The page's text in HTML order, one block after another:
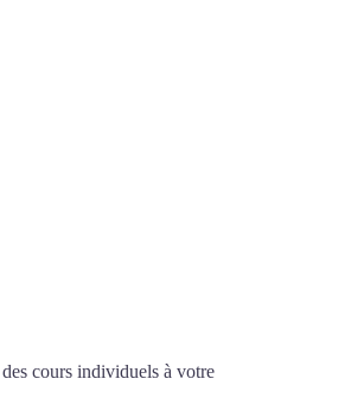
cours individuels à votre